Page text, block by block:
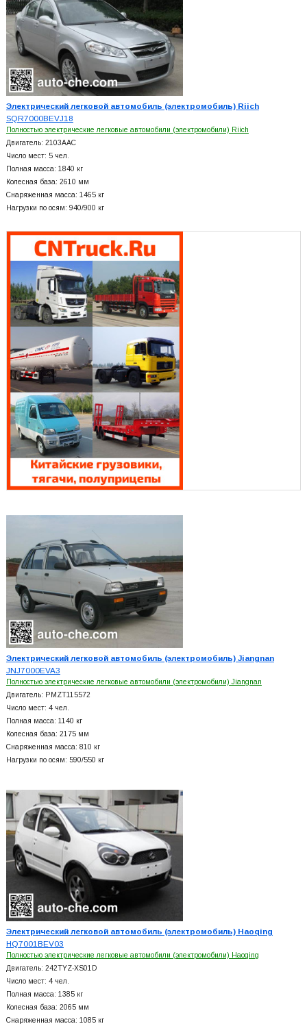
Электрический легковой автомобиль (электромобиль) Riich
SQR7000BEVJ18
Полностью электрические легковые автомобили (электромобили) Riich
Двигатель: 2103AAC
Число мест: 5 чел.
Полная масса: 1840 кг
Колесная база: 2610 мм
Снаряженная масса: 1465 кг
Нагрузки по осям: 940/900 кг
Электрический легковой автомобиль (электромобиль) Jiangnan
JNJ7000EVA3
Полностью электрические легковые автомобили (электромобили) Jiangnan
Двигатель: PMZT115572
Число мест: 4 чел.
Полная масса: 1140 кг
Колесная база: 2175 мм
Снаряженная масса: 810 кг
Нагрузки по осям: 590/550 кг
Электрический легковой автомобиль (электромобиль) Haoqing
HQ7001BEV03
Полностью электрические легковые автомобили (электромобили) Haoqing
Двигатель: 242TYZ-XS01D
Число мест: 4 чел.
Полная масса: 1385 кг
Колесная база: 2065 мм
Снаряженная масса: 1085 кг